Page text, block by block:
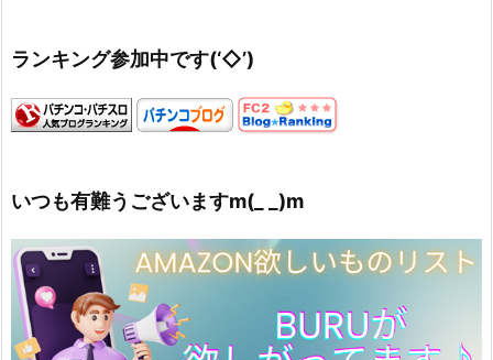
ランキング参加中です(‘◇’)ゞ
いつも有難うございますm(_ _)m